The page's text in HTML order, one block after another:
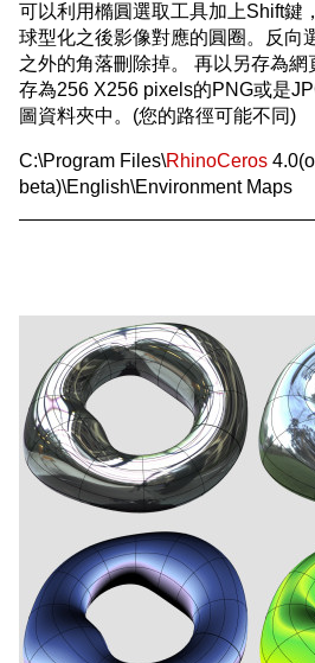
可以利用橢圓選取工具加上Shift鍵
球型化之後影像對應的圓圈。反向
之外的角落刪除掉。 再以另存為
存為256 X256 pixels的PNG或是
圖資料夾中。(您的路徑可能不同)
C:\Program Files\RhinoCeros
beta)\English\Environment Maps